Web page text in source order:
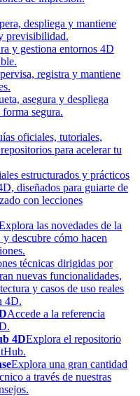
despliega y mantiene
previsibilidad.
y gestiona entornos 4D
registra y mantiene
asegura y despliega
segura.
oficiales, tutoriales,
para acelerar tu
estructurados y prácticos
diseñados para guiarte de
con lecciones
las novedades de la
descubre cómo hacen
técnicas dirigidas por
nuevas funcionalidades,
y casos de uso reales
4D.
Accede a la referencia
4DExplora el repositorio
Explora una gran cantidad
a través de nuestras